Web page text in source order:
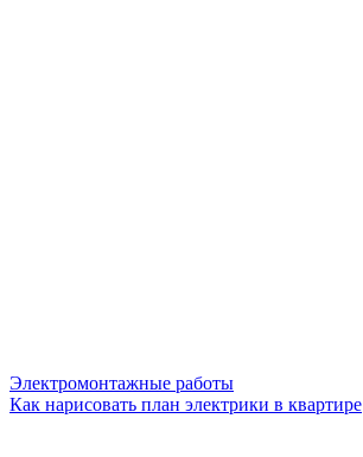
Электромонтажные работы
Как нарисовать план электрики в квартире